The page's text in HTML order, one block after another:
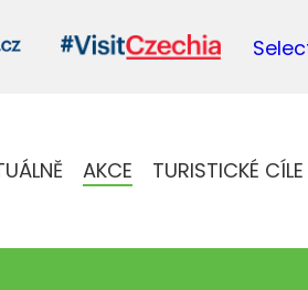
AKCE TURISTICKÉ CÍLE